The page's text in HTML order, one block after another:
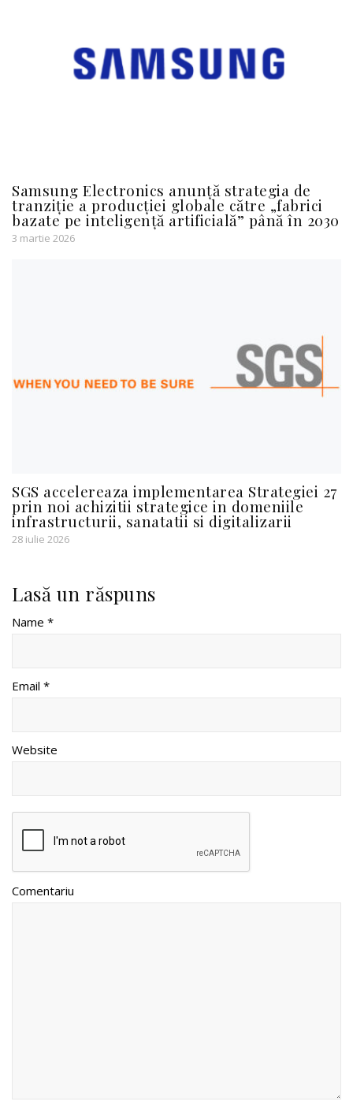
Samsung Electronics anunță strategia de
tranziție a producției globale către „fabrici
bazate pe inteligență artificială” până în 2030
3 martie 2026
SGS accelereaza implementarea Strategiei 27
prin noi achizitii strategice in domeniile
infrastructurii, sanatatii si digitalizarii
28 iulie 2026
Lasă un răspuns
Name *
Email *
Website
Comentariu